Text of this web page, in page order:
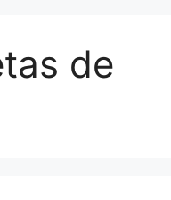
de